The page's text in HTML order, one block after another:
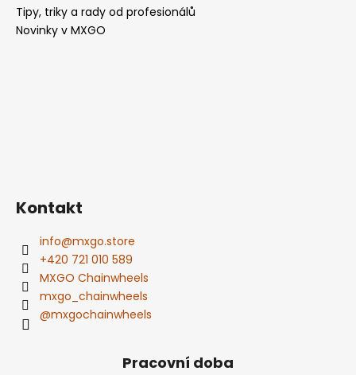
Tipy, triky a rady od profesionálů
Novinky v MXGO
Kontakt
info@mxgo.store
+420 721 010 589
MXGO Chainwheels
mxgo_chainwheels
@mxgochainwheels
Pracovní doba